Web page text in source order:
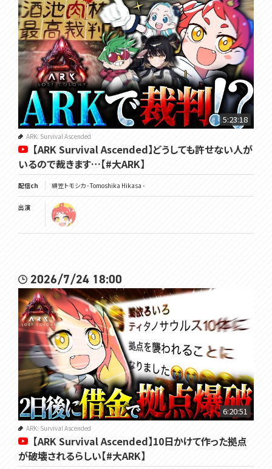
5:23:18
ARK: Survival Ascended
【ARK Survival Ascended】どうしても許せない人が
いるので裁きます…【#大ARK】
配信ch 緋笠トモシカ - Tomoshika Hikasa -
出演
2026/7/24 18:00
6:20:51
ARK: Survival Ascended
【ARK Survival Ascended】10日かけて作った拠点
が破壊されるらしい【#大ARK】